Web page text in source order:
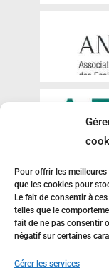
Pour offrir les
que les cookies pour
Le fait de consentir à
telles que le
fait de ne pas consentir
négatif sur certaines
Gérer les services